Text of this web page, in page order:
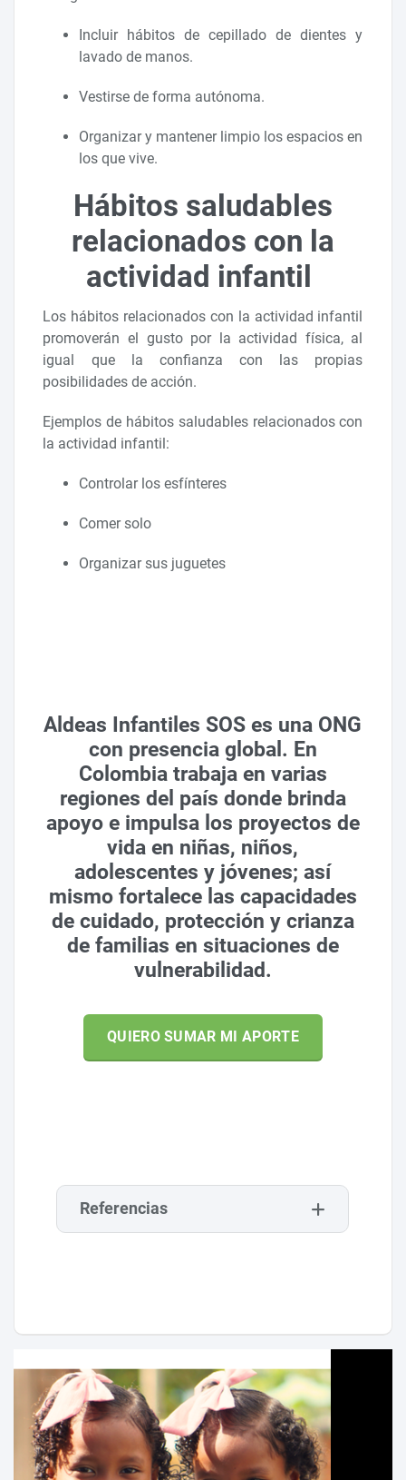
Incluir hábitos de cepillado de dientes y
lavado de manos.
Vestirse de forma autónoma.
Organizar y mantener limpio los espacios en
los que vive.
Hábitos saludables
relacionados con la
actividad infantil
Los hábitos relacionados con la actividad infantil
promoverán el gusto por la actividad física, al
igual que la confianza con las propias
posibilidades de acción.
Ejemplos de hábitos saludables relacionados con
la actividad infantil:
Controlar los esfínteres
Comer solo
Organizar sus juguetes
Aldeas Infantiles SOS es una ONG
con presencia global. En
Colombia trabaja en varias
regiones del país donde brinda
apoyo e impulsa los proyectos de
vida en niñas, niños,
adolescentes y jóvenes; así
mismo fortalece las capacidades
de cuidado, protección y crianza
de familias en situaciones de
vulnerabilidad.
QUIERO SUMAR MI APORTE
Referencias